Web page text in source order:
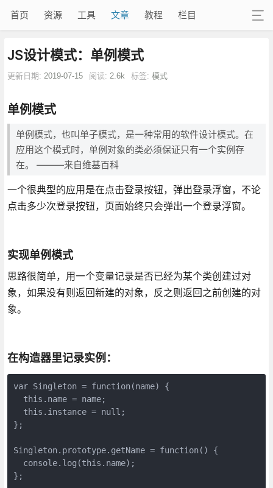
首页 资源 工具 文章 教程 栏目
JS设计模式：单例模式
更新日期: 2019-07-15 阅读: 2.6k 标签: 模式
单例模式
单例模式，也叫单子模式，是一种常用的软件设计模式。在
应用这个模式时，单例对象的类必须保证只有一个实例存
在。 ———来自维基百科
一个很典型的应用是在点击登录按钮，弹出登录浮窗，不论
点击多少次登录按钮，页面始终只会弹出一个登录浮窗。
实现单例模式
思路很简单，用一个变量记录是否已经为某个类创建过对
象，如果没有则返回新建的对象，反之则返回之前创建的对
象。
在构造器里记录实例：
var Singleton = function(name) {
  this.name = name;
  this.instance = null;
};
Singleton.prototype.getName = function() {
  console.log(this.name);
};